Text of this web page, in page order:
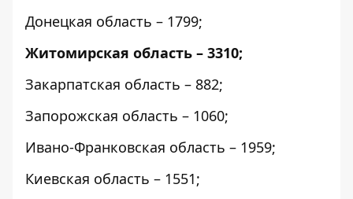
Донецкая область – 1799;
Житомирская область – 3310;
Закарпатская область – 882;
Запорожская область – 1060;
Ивано-Франковская область – 1959;
Киевская область – 1551;